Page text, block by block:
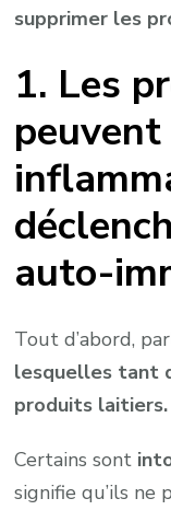
supprimer les
1. Les
auto-
Tout d’abord,
lesquelles tant
produits laitiers.
Certains sont
signifie qu’ils ne